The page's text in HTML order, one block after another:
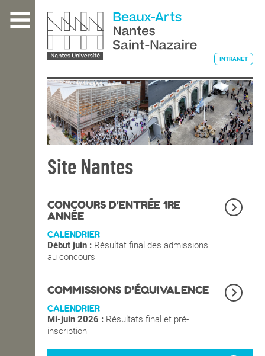
contenu
L'ÉCOLE
ENSEIGNEMENT
INTERNATIONAL
COURS PUBLICS
OPEN SCHOOL
CONTACTS
INTRANET
Site Nantes
CONCOURS D'ENTRÉE 1RE
ANNÉE
CALENDRIER
Début juin : Résultat final des admissions
au concours
COMMISSIONS D'ÉQUIVALENCE
CALENDRIER
Mi-juin 2026 : Résultats final et pré-
inscription